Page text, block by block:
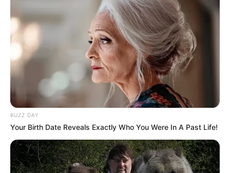
BUZZ DAY
Your Birth Date Reveals Exactly Who You Were In A Past Life!